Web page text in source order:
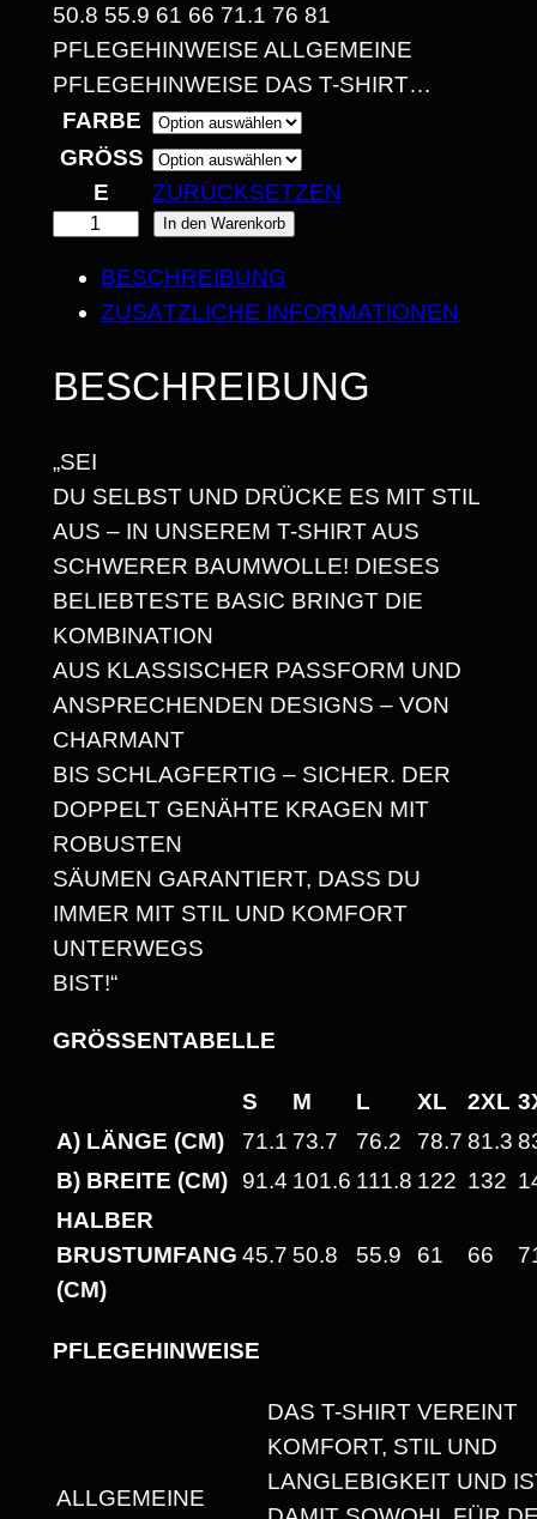
,
3
0
€
B
I
2
6
8
€
0.8 55.9 61 66 71.1 76 81 P
FLEGEHINWEISE ALLGEMEINE P
FLEGEHINWEISE DAS T-SHIRT…
FARBE
GRÖSSE
ZURÜCKSETZEN
M
D
E
/
H
E
A
V
Y
W
E
I
G
H
T
U
N
X
S
H
R
R
In den Warenkorb
BESCHREIBUNG
ZUSÄTZLICHE INFORMATIONEN
BESCHREIBUNG
„SEI
DU SELBST UND DRÜCKE ES MIT STIL
AUS – IN UNSEREM T-SHIRT AUS
SCHWERER BAUMWOLLE! DIESES
BELIEBTESTE BASIC BRINGT DIE
KOMBINATION
AUS KLASSISCHER PASSFORM UND
ANSPRECHENDEN DESIGNS – VON
CHARMANT
BIS SCHLAGFERTIG – SICHER. DER
DOPPELT GENÄHTE KRAGEN MIT
ROBUSTEN
SÄUMEN GARANTIERT, DASS DU
IMMER MIT STIL UND KOMFORT
UNTERWEGS
BIST!“
GRÖSSENTABELLE
S M L XL 2XL
A) LÄNGE (CM)
71.1 73.7 76.2 78.7 81.3
B) BREITE (CM)
91.4 101.6 111.8 122 132
HALBER
BRUSTUMFANG
(CM)
45.7 50.8 55.9 61 66
PFLEGEHINWEISE
ALLGEMEINE
DAS T-SHIRT VEREINT
KOMFORT, STIL UND
LANGLEBIGKEIT UND